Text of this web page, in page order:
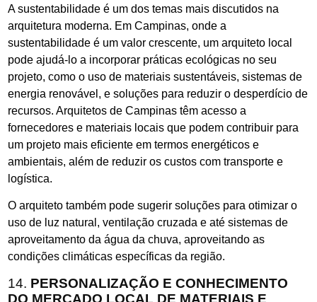
A sustentabilidade é um dos temas mais discutidos na
arquitetura moderna. Em Campinas, onde a
sustentabilidade é um valor crescente, um arquiteto local
pode ajudá-lo a incorporar práticas ecológicas no seu
projeto, como o uso de materiais sustentáveis, sistemas de
energia renovável, e soluções para reduzir o desperdício de
recursos. Arquitetos de Campinas têm acesso a
fornecedores e materiais locais que podem contribuir para
um projeto mais eficiente em termos energéticos e
ambientais, além de reduzir os custos com transporte e
logística.
O arquiteto também pode sugerir soluções para otimizar o
uso de luz natural, ventilação cruzada e até sistemas de
aproveitamento da água da chuva, aproveitando as
condições climáticas específicas da região.
14. PERSONALIZAÇÃO E CONHECIMENTO
DO MERCADO LOCAL DE MATERIAIS E